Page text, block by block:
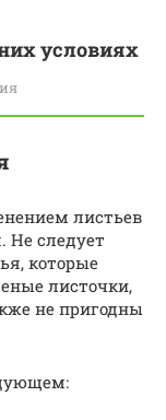
условиях
листьев
Не следует
которые
листочки,
не пригодны